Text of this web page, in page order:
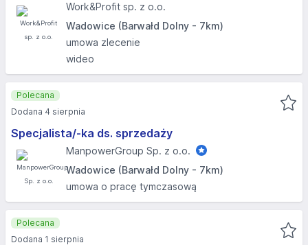
Work&Profit sp. z o.o.
Wadowice (Barwałd Dolny - 7km)
umowa zlecenie
wideo
Specjalista/-ka ds. sprzedaży
ManpowerGroup Sp. z o.o.
Wadowice (Barwałd Dolny - 7km)
umowa o pracę tymczasową
Polecana
Dodana 4 sierpnia
Polecana
Dodana 1 sierpnia